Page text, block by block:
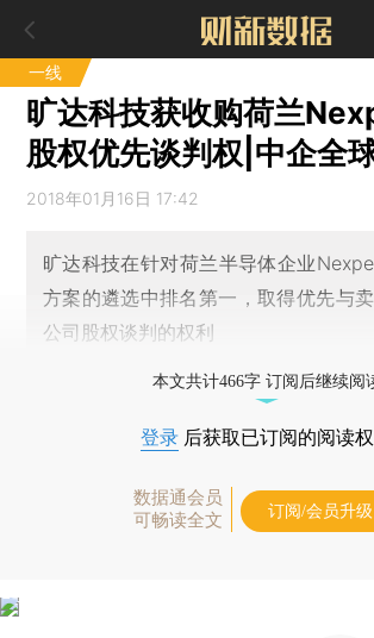
一线
旷达科技获收购荷兰
股权优先谈判权|中企全
2018年01月16日 17:42
旷达科技在针对荷兰半导体企业
方案的遴选中排名第一，取得优先与
公司股权谈判的权利
本文共计466字 订阅后继续阅
登录 后获取已订阅的阅读
数据通会员
可畅读全文
订阅/会员升级